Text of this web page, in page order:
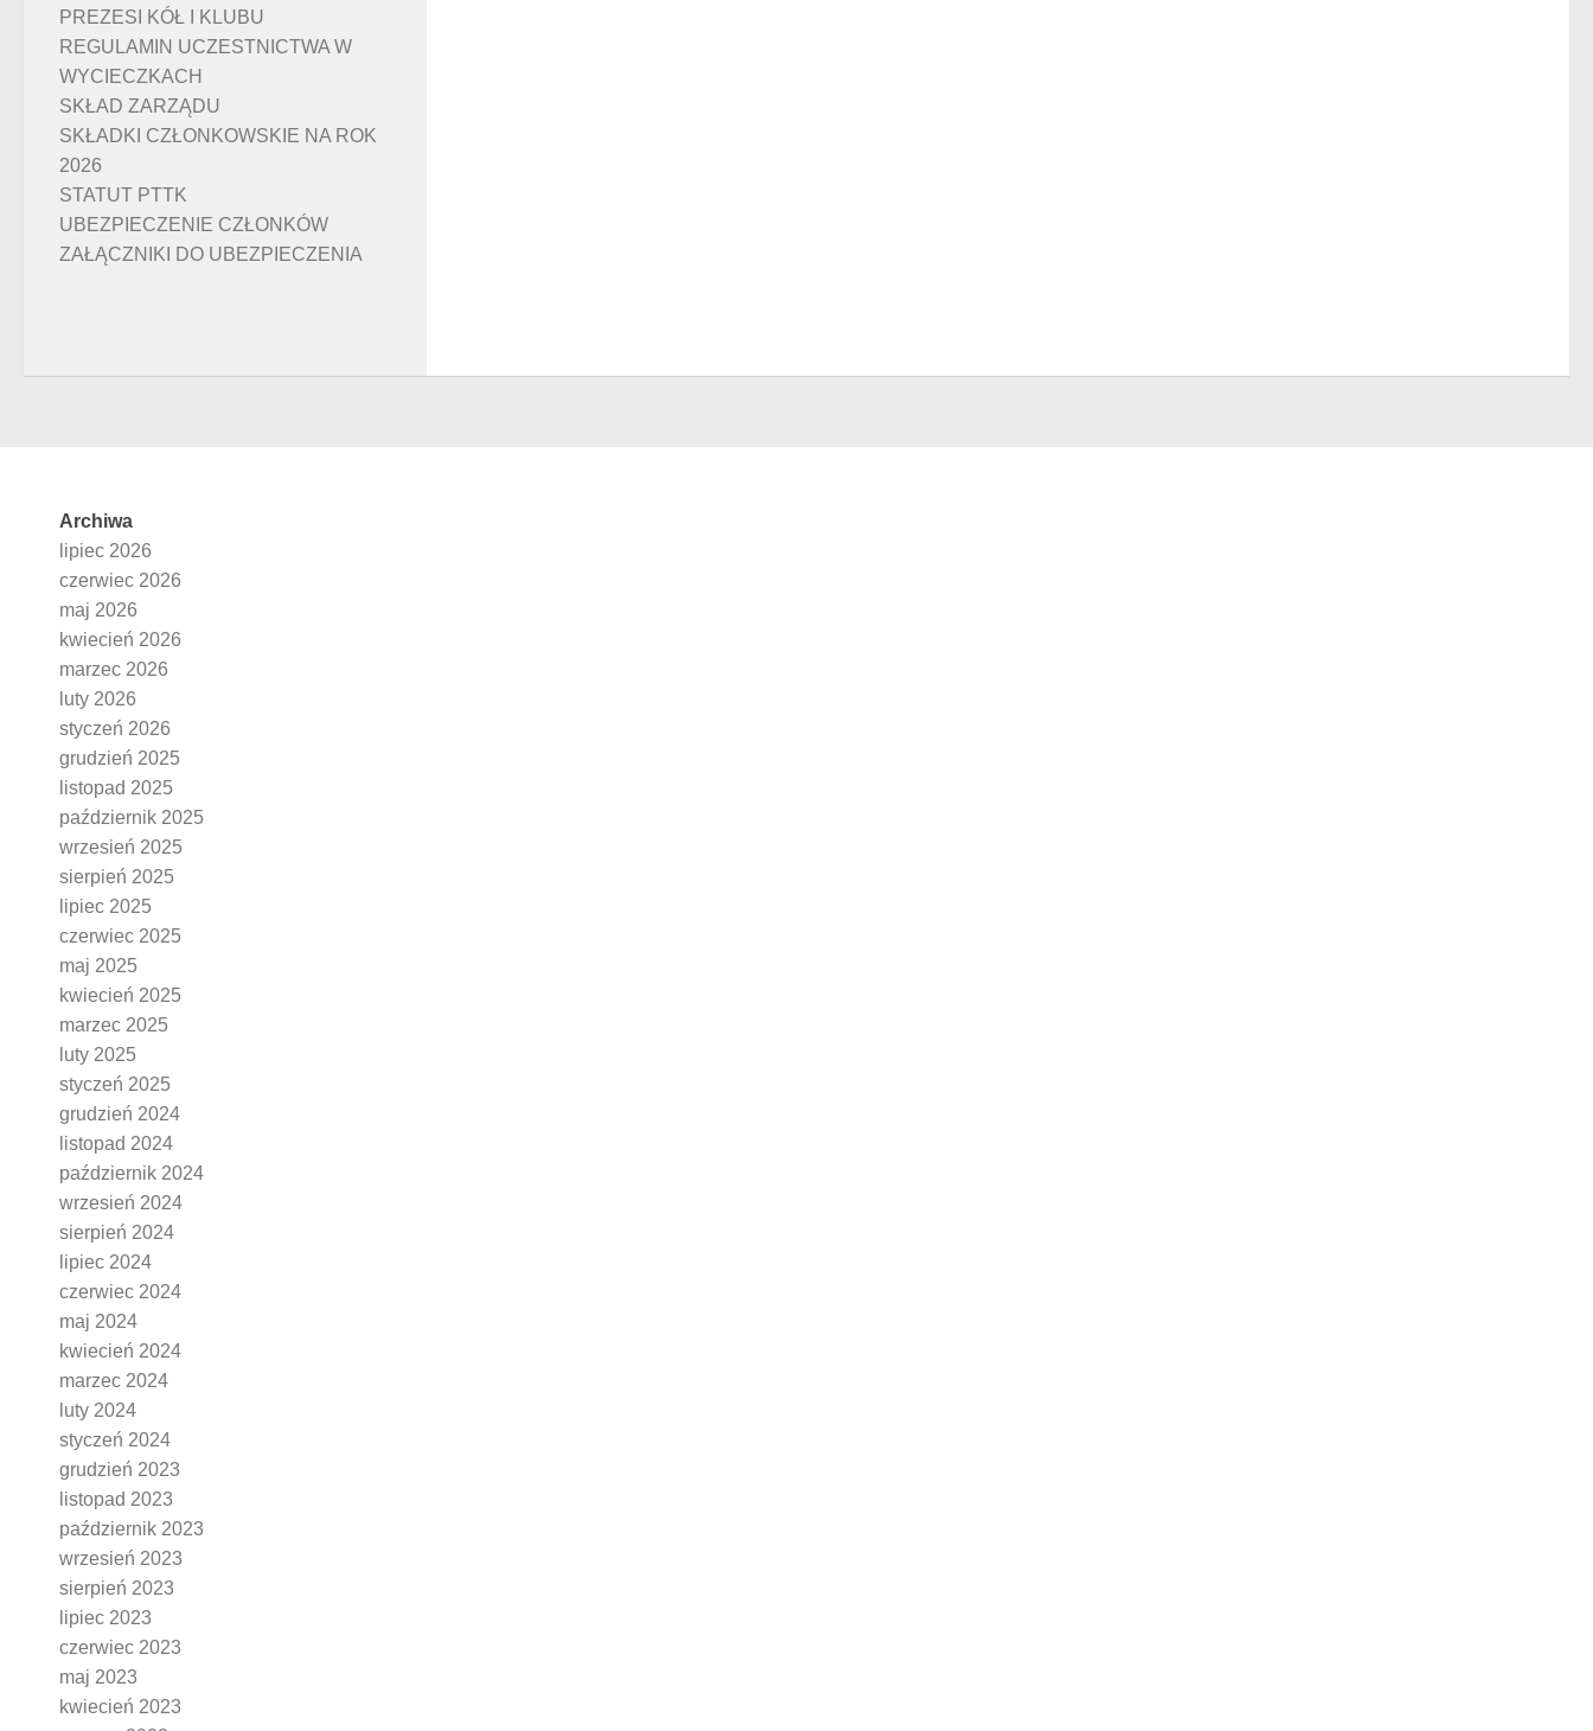
PREZESI KÓŁ I KLUBU
REGULAMIN UCZESTNICTWA W
WYCIECZKACH
SKŁAD ZARZĄDU
SKŁADKI CZŁONKOWSKIE NA ROK
2026
STATUT PTTK
UBEZPIECZENIE CZŁONKÓW
ZAŁĄCZNIKI DO UBEZPIECZENIA
Archiwa
lipiec 2026
czerwiec 2026
maj 2026
kwiecień 2026
marzec 2026
luty 2026
styczeń 2026
grudzień 2025
listopad 2025
październik 2025
wrzesień 2025
sierpień 2025
lipiec 2025
czerwiec 2025
maj 2025
kwiecień 2025
marzec 2025
luty 2025
styczeń 2025
grudzień 2024
listopad 2024
październik 2024
wrzesień 2024
sierpień 2024
lipiec 2024
czerwiec 2024
maj 2024
kwiecień 2024
marzec 2024
luty 2024
styczeń 2024
grudzień 2023
listopad 2023
październik 2023
wrzesień 2023
sierpień 2023
lipiec 2023
czerwiec 2023
maj 2023
kwiecień 2023